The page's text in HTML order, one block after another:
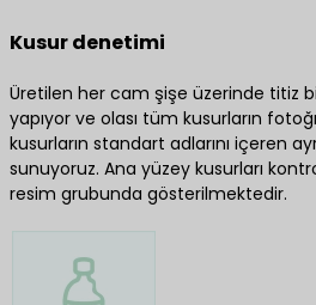
Kusur denetimi
Üretilen her cam şişe üzerinde titiz
yapıyor ve olası tüm kusurların
kusurların standart adlarını içeren
sunuyoruz. Ana yüzey kusurları
resim grubunda gösterilmektedir.